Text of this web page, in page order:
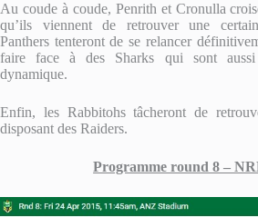
Au coude à coude, Penrith et Cronulla
qu’ils viennent de retrouver une
Panthers tenteront de se relancer
faire face à des Sharks qui sont
dynamique.
Enfin, les Rabbitohs tâcheront de
disposant des Raiders.
Programme round 8 –